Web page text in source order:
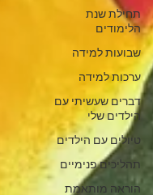
תחילת שנת
הלימודים
שבועות למידה
ערכות למידה
דברים שעשיתי עם
הילדים שלי
טיולים עם הילדים
תהליכים פנימיים
הוראה מותאמת